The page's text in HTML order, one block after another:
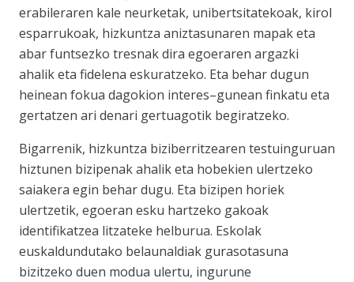
erabileraren kale neurketak, unibertsitatekoak, kirol
esparrukoak, hizkuntza aniztasunaren mapak eta
abar funtsezko tresnak dira egoeraren argazki
ahalik eta fidelena eskuratzeko. Eta behar dugun
heinean fokua dagokion interes–gunean finkatu eta
gertatzen ari denari gertuagotik begiratzeko.
Bigarrenik, hizkuntza biziberritzearen testuinguruan
hiztunen bizipenak ahalik eta hobekien ulertzeko
saiakera egin behar dugu. Eta bizipen horiek
ulertzetik, egoeran esku hartzeko gakoak
identifikatzea litzateke helburua. Eskolak
euskaldundutako belaunaldiak gurasotasuna
bizitzeko duen modua ulertu, ingurune